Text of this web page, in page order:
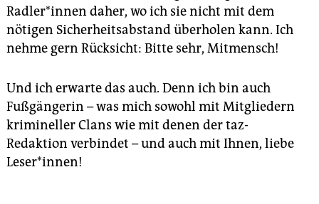
Rad­le­r*innen daher, wo ich sie nicht mit dem
nötigen Sicherheitsabstand überholen kann. Ich
nehme gern Rücksicht: Bitte sehr, Mitmensch!
Und ich erwarte das auch. Denn ich bin auch
Fußgängerin – was mich sowohl mit Mitgliedern
krimineller Clans wie mit denen der taz-
Redaktion verbindet – und auch mit Ihnen, liebe
Le­se­r*innen!